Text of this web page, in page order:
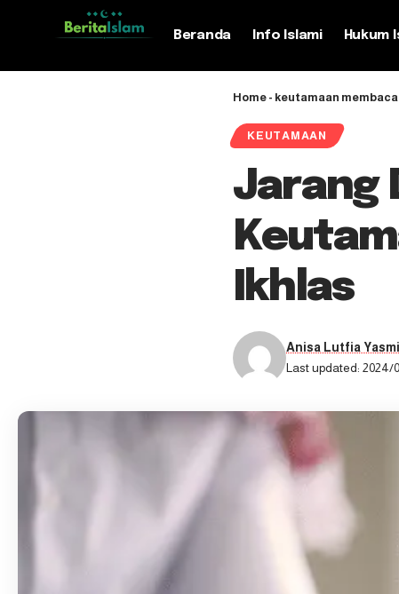
Beranda Info Islami Hukum
Home - keutamaan
KEUTAMAAN
Jarang
Ikhlas
Last updated: 2024/
Anisa Lutfia